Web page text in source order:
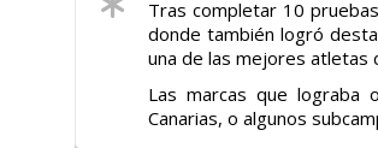
Tras completar 10
donde también logró
una de las mejores atletas
Las marcas que lograba
Canarias, o algunos